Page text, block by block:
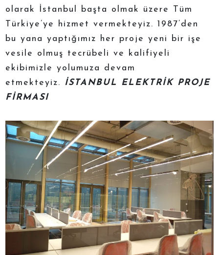
olarak İstanbul başta olmak üzere Tüm
Türkiye’ye hizmet vermekteyiz. 1987’den
bu yana yaptığımız her proje yeni bir işe
vesile olmuş tecrübeli ve kalifiyeli
ekibimizle yolumuza devam
etmekteyiz. İSTANBUL ELEKTRİK PROJE
FİRMASI